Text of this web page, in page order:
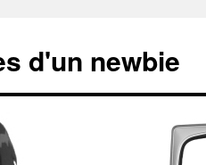
d'un newbie